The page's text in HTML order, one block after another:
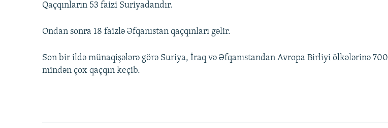
Qaçqınların 53 faizi Suriyadandır.
Ondan sonra 18 faizlə Əfqanıstan qaçqınları gəlir.
Son bir ildə münaqişələrə görə Suriya, İraq və Əfqanıstandan Avropa Birliyi ölkələrinə 700
mindən çox qaçqın keçib.